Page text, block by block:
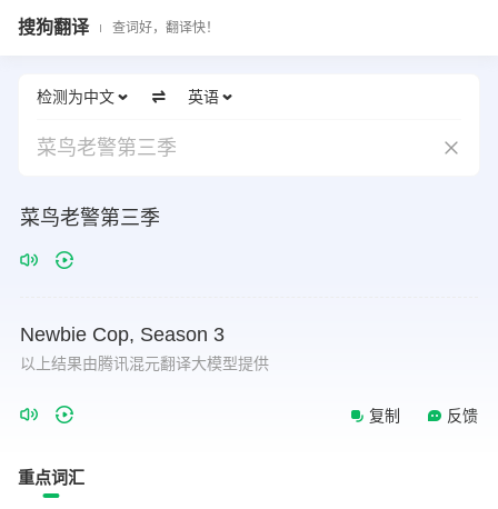
搜狗翻译 查词好，翻译快！
检测为中文 英语
菜鸟老警第三季
菜鸟老警第三季
Newbie Cop, Season 3
以上结果由腾讯混元翻译大模型提供
复制 反馈
重点词汇